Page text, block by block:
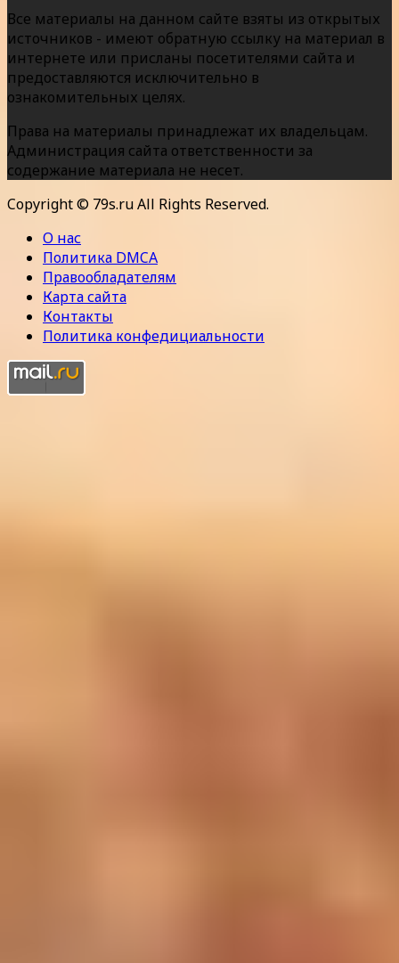
Все материалы на данном сайте взяты из открытых
источников - имеют обратную ссылку на материал в
интернете или присланы посетителями сайта и
предоставляются исключительно в
ознакомительных целях.
Права на материалы принадлежат их владельцам.
Администрация сайта ответственности за
содержание материала не несет.
Copyright © 79s.ru All Rights Reserved.
О нас
Политика DMCA
Правообладателям
Карта сайта
Контакты
Политика конфедициальности